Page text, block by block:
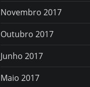
Novembro 2017
Outubro 2017
Junho 2017
Maio 2017